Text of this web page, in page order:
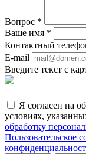
Вопрос *
Ваше имя *
Контактный
E-mail
Введите текст с
Я согласен на
условиях,
обработку
Пользовательское